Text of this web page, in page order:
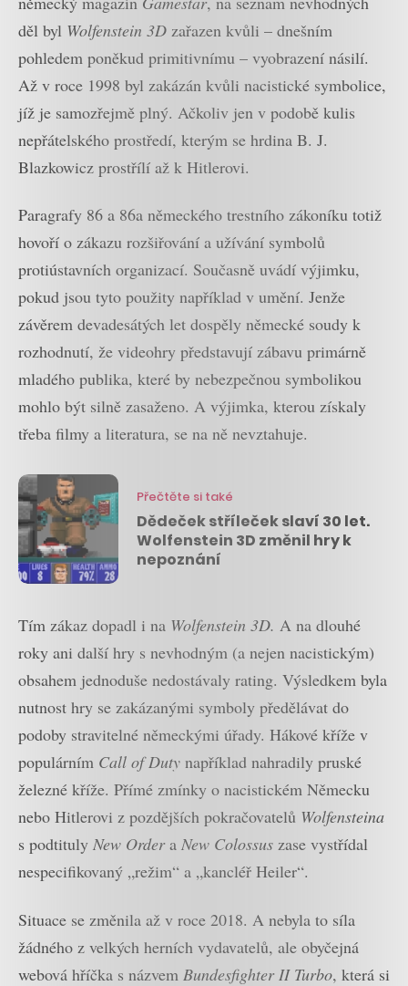
děl byl Wolfenstein 3D zařazen kvůli – dnešním
pohledem poněkud primitivnímu – vyobrazení násilí.
Až v roce 1998 byl zakázán kvůli nacistické symbolice,
jíž je samozřejmě plný. Ačkoliv jen v podobě kulis
nepřátelského prostředí, kterým se hrdina B. J.
Blazkowicz prostřílí až k Hitlerovi.
Paragrafy 86 a 86a německého trestního zákoníku totiž
hovoří o zákazu rozšiřování a užívání symbolů
protiústavních organizací. Současně uvádí výjimku,
pokud jsou tyto použity například v umění. Jenže
závěrem devadesátých let dospěly německé soudy k
rozhodnutí, že videohry představují zábavu primárně
mladého publika, které by nebezpečnou symbolikou
mohlo být silně zasaženo. A výjimka, kterou získaly
třeba filmy a literatura, se na ně nevztahuje.
Přečtěte si také
Dědeček stříleček slaví 30 let.
Wolfenstein 3D změnil hry k
nepoznání
Tím zákaz dopadl i na Wolfenstein 3D. A na dlouhé
roky ani další hry s nevhodným (a nejen nacistickým)
obsahem jednoduše nedostávaly rating. Výsledkem byla
nutnost hry se zakázanými symboly předělávat do
podoby stravitelné německými úřady. Hákové kříže v
populárním Call of Duty například nahradily pruské
železné kříže. Přímé zmínky o nacistickém Německu
nebo Hitlerovi z pozdějších pokračovatelů Wolfensteina
s podtituly New Ordera New Colossus zase vystřídal
nespecifikovaný „režim“ a „kancléř Heiler“.
Situace se změnila až v roce 2018. A nebyla to síla
žádného z velkých herních vydavatelů, ale obyčejná
webová hříčka s názvem Bundesfighter II Turbo, která si